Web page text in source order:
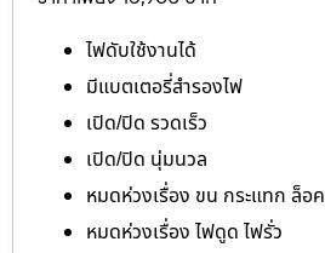
ไฟดับใช้งานได้
มีแบตเตอรี่สำรองไฟ
เปิด/ปิด รวดเร็ว
เปิด/ปิด นุ่มนวล
หมดห่วงเรื่อง ขน กระแทก ล็อค
หมดห่วงเรื่อง ไฟดูด ไฟรั่ว